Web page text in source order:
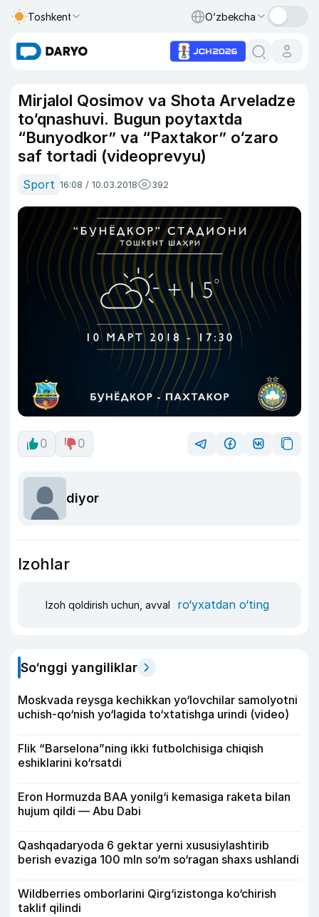
Toshkent O‘zbekcha
Mirjalol Qosimov va Shota Arveladze
to‘qnashuvi. Bugun poytaxtda
“Bunyodkor” va “Paxtakor” o‘zaro
saf tortadi (videoprevyu)
Sport 16:08 / 10.03.2018 392
0 0
diyor
Izohlar
Izoh qoldirish uchun, avval ro‘yxatdan o‘ting
So‘nggi yangiliklar
Moskvada reysga kechikkan yo‘lovchilar samolyotni
uchish-qo‘nish yo‘lagida to‘xtatishga urindi (video)
Flik “Barselona”ning ikki futbolchisiga chiqish
eshiklarini ko‘rsatdi
Eron Hormuzda BAA yonilg‘i kemasiga raketa bilan
hujum qildi — Abu Dabi
Qashqadaryoda 6 gektar yerni xususiylashtirib
berish evaziga 100 mln so‘m so‘ragan shaxs ushlandi
Wildberries omborlarini Qirg‘izistonga ko‘chirish
taklif qilindi